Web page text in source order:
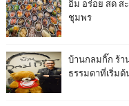
ชุมพร
บ้านกลมกิ๊ก ร้า
ธรรมดาที่เริ่ม